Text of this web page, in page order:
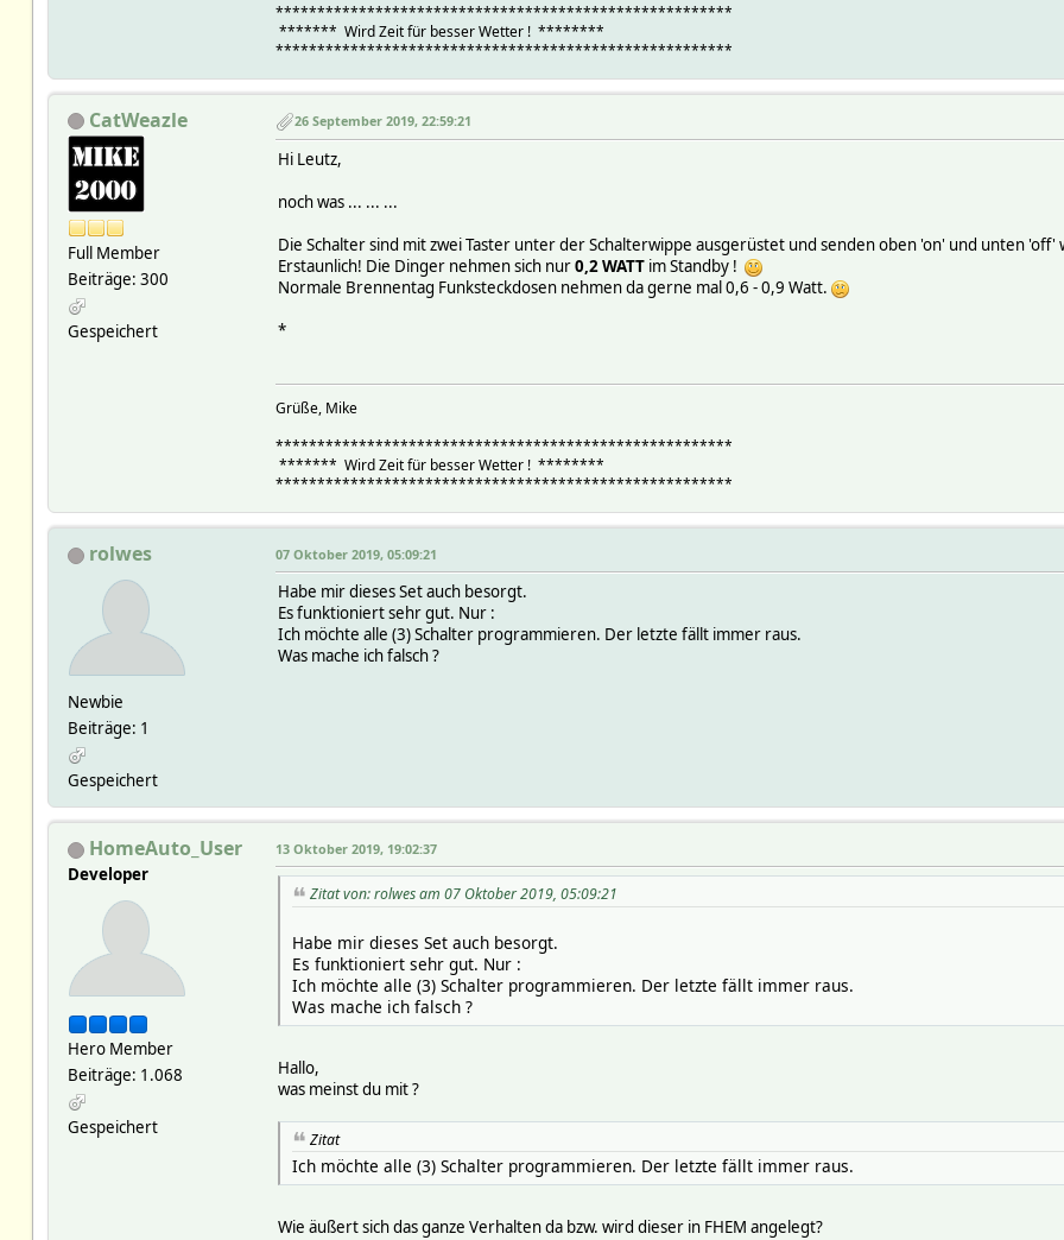
*******************************************************
******* Wird Zeit für besser Wetter ! ********
*******************************************************
CatWeazle
Full Member
Beiträge: 300
Gespeichert
26 September 2019, 22:59:21
Hi Leutz,
noch was ... ... ...
Die Schalter sind mit zwei Taster unter der Schalterwippe ausgerüstet und senden oben 'on' und unten 'off'
Erstaunlich! Die Dinger nehmen sich nur0,2 WATTim Standby !
Normale Brennentag Funksteckdosen nehmen da gerne mal 0,6 - 0,9 Watt.
*
Grüße, Mike
*******************************************************
******* Wird Zeit für besser Wetter ! ********
*******************************************************
rolwes
Newbie
Beiträge: 1
Gespeichert
07 Oktober 2019, 05:09:21
Habe mir dieses Set auch besorgt.
Es funktioniert sehr gut. Nur :
Ich möchte alle (3) Schalter programmieren. Der letzte fällt immer raus.
Was mache ich falsch ?
HomeAuto_User
Developer
Hero Member
Beiträge: 1.068
Gespeichert
13 Oktober 2019, 19:02:37
Zitat von: rolwes am 07 Oktober 2019, 05:09:21
Habe mir dieses Set auch besorgt.
Es funktioniert sehr gut. Nur :
Ich möchte alle (3) Schalter programmieren. Der letzte fällt immer raus.
Was mache ich falsch ?
Hallo,
was meinst du mit ?
Zitat
Ich möchte alle (3) Schalter programmieren. Der letzte fällt immer raus.
Wie äußert sich das ganze Verhalten da bzw. wird dieser in FHEM angelegt?